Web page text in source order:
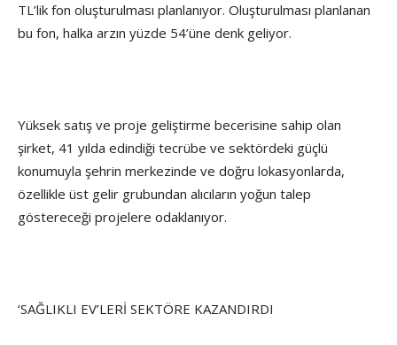
TL’lik fon oluşturulması planlanıyor. Oluşturulması planlanan
bu fon, halka arzın yüzde 54’üne denk geliyor.
Yüksek satış ve proje geliştirme becerisine sahip olan
şirket, 41 yılda edindiği tecrübe ve sektördeki güçlü
konumuyla şehrin merkezinde ve doğru lokasyonlarda,
özellikle üst gelir grubundan alıcıların yoğun talep
göstereceği projelere odaklanıyor.
‘SAĞLIKLI EV’LERİ SEKTÖRE KAZANDIRDI